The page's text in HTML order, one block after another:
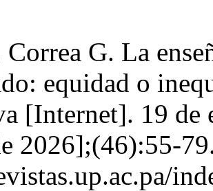
G. La
equidad o
[Internet]. 19 de
2026];(46):55-